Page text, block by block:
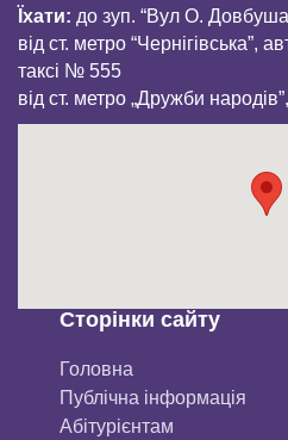
Їхати: до зуп. “Вул О.
від ст. метро
таксі № 555
від ст. метро „Дружби
Сторінки сайту
Головна
Публічна інформація
Aбітурієнтaм